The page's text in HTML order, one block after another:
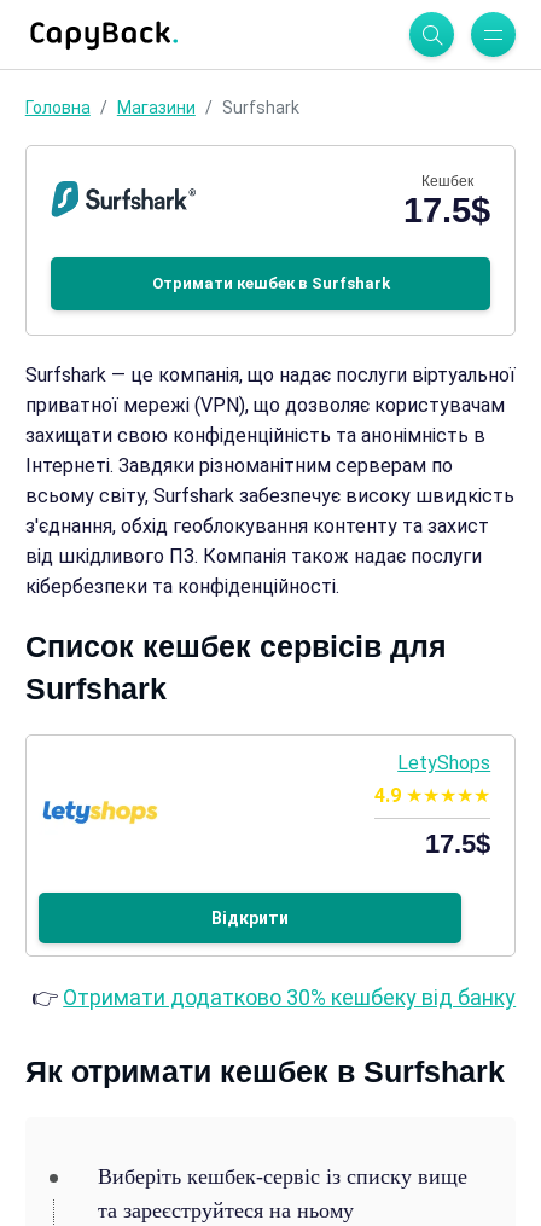
Головна Магазини Surfshark
Кешбек
17.5$
Отримати кешбек в Surfshark
Surfshark — це компанія, що надає послуги віртуальної
приватної мережі (VPN), що дозволяє користувачам
захищати свою конфіденційність та анонімність в
Інтернеті. Завдяки різноманітним серверам по
всьому світу, Surfshark забезпечує високу швидкість
з'єднання, обхід геоблокування контенту та захист
від шкідливого ПЗ. Компанія також надає послуги
кібербезпеки та конфіденційності.
Список кешбек сервісів для
Surfshark
LetyShops
4.9
17.5$
Відкрити
👉 Отримати додатково 30% кешбеку від банку
Як отримати кешбек в Surfshark
Виберіть кешбек-сервіс із списку вище
та зареєструйтеся на ньому